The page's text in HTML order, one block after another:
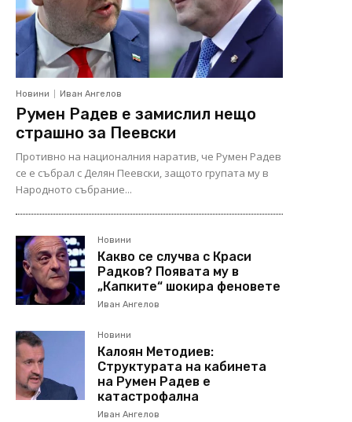
Новини Иван Ангелов
Румен Радев е замислил нещо
страшно за Пеевски
Противно на националния наратив, че Румен Радев
се е събрал с Делян Пеевски, защото групата му в
Народното събрание...
Новини
Какво се случва с Краси
Радков? Появата му в
„Капките“ шокира феновете
Иван Ангелов
Новини
Калоян Методиев:
Структурата на кабинета
на Румен Радев е
катастрофална
Иван Ангелов